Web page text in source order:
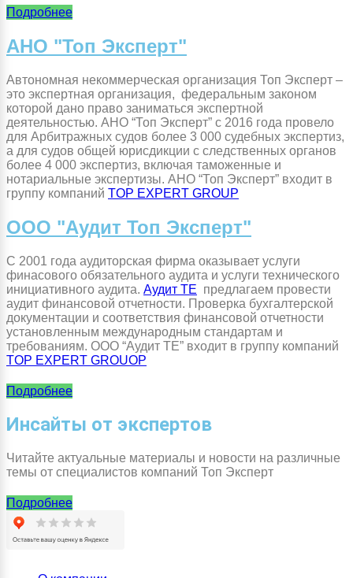
Подробнее
АНО "Топ Эксперт"
Автономная некоммерческая организация Топ Эксперт –
это экспертная организация, федеральным законом
которой дано право заниматься экспертной
деятельностью. АНО “Топ Эксперт” с 2016 года провело
для Арбитражных судов более 3 000 судебных экспертиз,
а для судов общей юрисдикции с следственных органов
более 4 000 экспертиз, включая таможенные и
нотариальные экспертизы. АНО “Топ Эксперт” входит в
группу компаний TOP EXPERT GROUP
ООО "Аудит Топ Эксперт"
С 2001 года аудиторская фирма оказывает услуги
финасового обязательного аудита и услуги технического
инициативного аудита. Аудит ТЕ предлагаем провести
аудит финансовой отчетности. Проверка бухгалтерской
документации и соответствия финансовой отчетности
установленным международным стандартам и
требованиям. ООО “Аудит ТЕ” входит в группу компаний
TOP EXPERT GROUOP
Подробнее
Инсайты от экспертов
Читайте актуальные материалы и новости на различные
темы от специалистов компаний Топ Эксперт
Подробнее